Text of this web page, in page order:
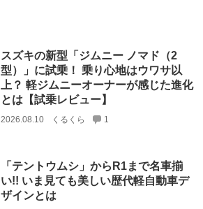
スズキの新型「ジムニー ノマド（2
型）」に試乗！ 乗り心地はウワサ以
上？ 軽ジムニーオーナーが感じた進化
とは【試乗レビュー】
2026.08.10 くるくら 1
「テントウムシ」からR1まで名車揃
い!! いま見ても美しい歴代軽自動車デ
ザインとは